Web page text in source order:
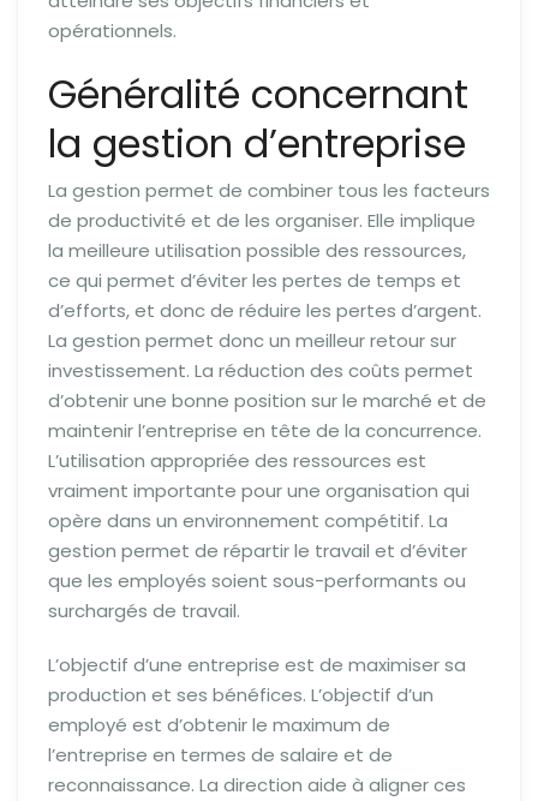
opérationnels.
Généralité concernant
la gestion d’entreprise
La gestion permet de combiner tous les facteurs
de productivité et de les organiser. Elle implique
la meilleure utilisation possible des ressources,
ce qui permet d’éviter les pertes de temps et
d’efforts, et donc de réduire les pertes d’argent.
La gestion permet donc un meilleur retour sur
investissement. La réduction des coûts permet
d’obtenir une bonne position sur le marché et de
maintenir l’entreprise en tête de la concurrence.
L’utilisation appropriée des ressources est
vraiment importante pour une organisation qui
opère dans un environnement compétitif. La
gestion permet de répartir le travail et d’éviter
que les employés soient sous-performants ou
surchargés de travail.
L’objectif d’une entreprise est de maximiser sa
production et ses bénéfices. L’objectif d’un
employé est d’obtenir le maximum de
l’entreprise en termes de salaire et de
reconnaissance. La direction aide à aligner ces